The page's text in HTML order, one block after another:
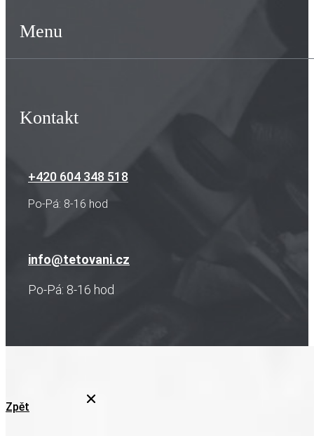
Menu
Kontakt
+420 604 348 518
Po-Pá: 8-16 hod
info@tetovani.cz
Po-Pá: 8-16 hod
Zpět